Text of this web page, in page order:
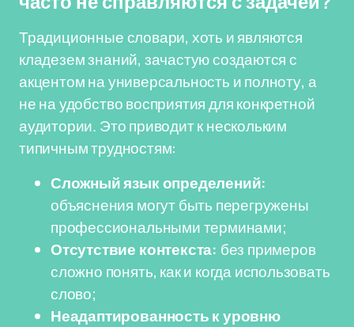
Традиционные словари, хоть и являются
кладезем знаний, зачастую создаются с
акцентом на универсальность и полноту, а
не на удобство восприятия для конкретной
аудитории. Это приводит к нескольким
типичным трудностям:
Сложный язык определений:
объяснения могут быть перегружены
профессиональными терминами;
Отсутствие контекста: без примеров
сложно понять, как и когда использовать
слово;
Неадаптированность к уровню